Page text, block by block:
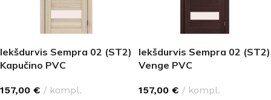
Iekšdurvis Sempra 02 (ST2)
Kapučino PVC
157,00 € kompl.
Iekšdurvis Sempra 02 (ST2)
Venge PVC
157,00 € kompl.